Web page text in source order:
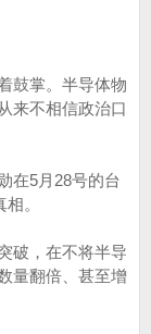
鼓掌。半导体物
来不相信政治口
在5月28号的台
。
破，在不将半导
量翻倍、甚至增